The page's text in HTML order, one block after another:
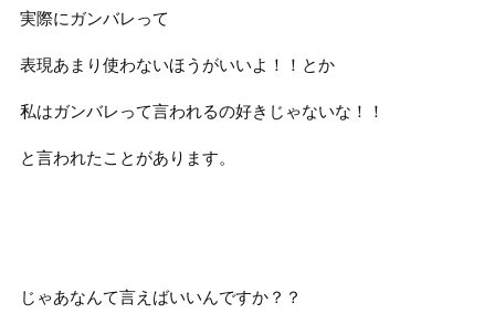
実際にガンバレって
表現あまり使わないほうがいいよ！！とか
私はガンバレって言われるの好きじゃないな！！
と言われたことがあります。
じゃあなんて言えばいいんですか？？